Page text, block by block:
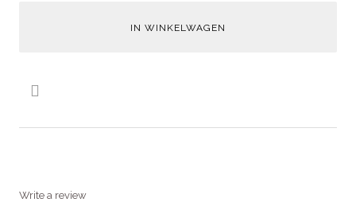
IN WINKELWAGEN

Write a review